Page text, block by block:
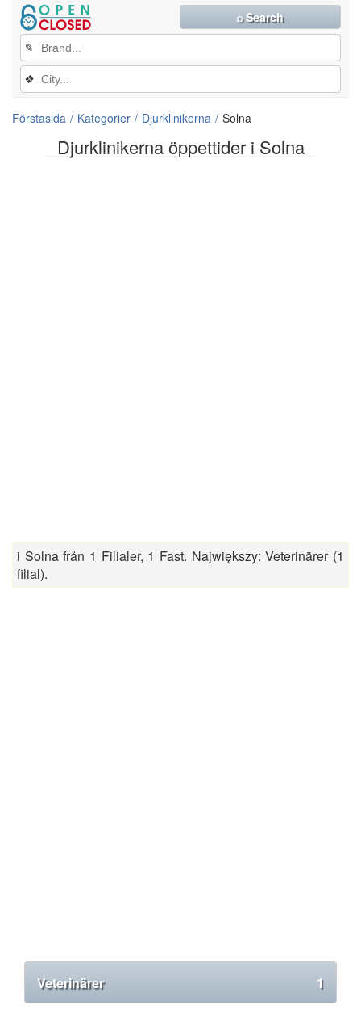
Djurklinikerna öppettider i Solna
✎
❖
⌕ Search
Förstasida Kategorier Djurklinikerna Solna
i Solna från 1 Filialer, 1 Fast. Największy: Veterinärer (1
filial).
Veterinärer 1